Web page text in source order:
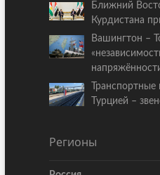
Ближний
Курдистана
Вашингтон –
Турцией –
Регионы